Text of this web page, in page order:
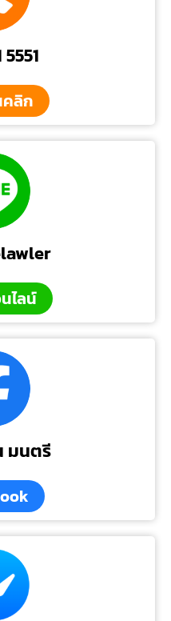
คลิก
ไลน์
มนตรี